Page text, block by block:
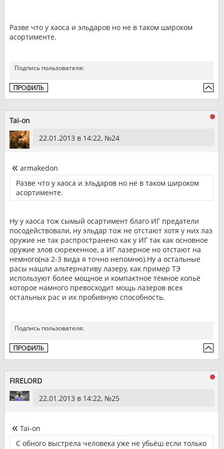
Разве что у хаоса и эльдаров но не в таком широком
асортименте.
Подпись пользователя:
Tai-on
22.01.2013 в 14:22, №24
armakedon
Разве что у хаоса и эльдаров но не в таком широком
асортименте.
Ну у хаоса тож сымый осартимент благо ИГ предатели
посодействовали, ну эльдар тож не отстают хотя у них лаз
оружие не так распространено как у ИГ так как основное
оружие элов сюрекенное, а ИГ лазерное но отстают на
немного(на 2-3 вида я точно непомню).Ну а остальные
расы нашли альтернативу лазеру, как пример ТЭ
используют более мощное и компактное тёмное копьё
которое намного превосходит мощь лазеров всех
остальных рас и их пробивную способность.
Подпись пользователя:
FIRELORD
22.01.2013 в 14:22, №25
Tai-on
С обного выстрела человека уже не убьёш если только